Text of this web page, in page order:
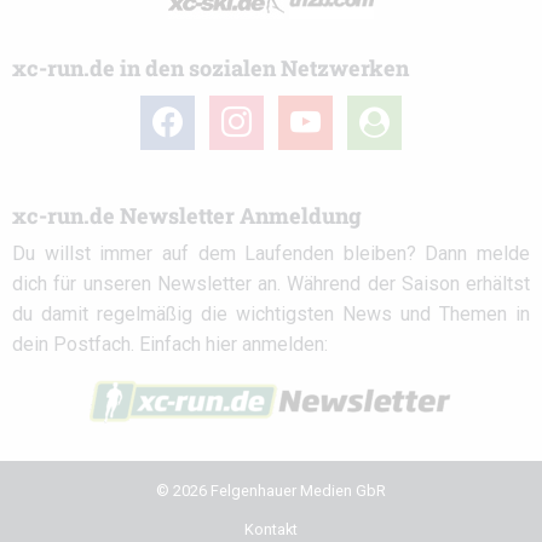
xc-run.de in den sozialen Netzwerken
facebook instagramyoutube
user-
circle
xc-run.de Newsletter Anmeldung
Du willst immer auf dem Laufenden bleiben? Dann melde
dich für unseren Newsletter an. Während der Saison erhältst
du damit regelmäßig die wichtigsten News und Themen in
dein Postfach. Einfach hier anmelden:
© 2026 Felgenhauer Medien GbR
Kontakt